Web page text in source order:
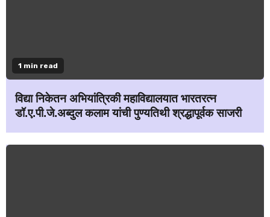
1 min read
विद्या निकेतन अभियांत्रिकी महाविद्यालयात भारतरत्न
डॉ.ए.पी.जे.अब्दुल कलाम यांची पुण्यतिथी श्रद्धापूर्वक साजरी